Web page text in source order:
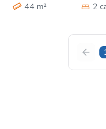
44 m² 2